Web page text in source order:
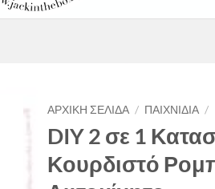
ΑΡΧΙΚΉ ΣΕΛΊΔΑ / ΠΑΙΧΝΊΔΙΑ /
DIY 2 σε 1
Κουρδιστό